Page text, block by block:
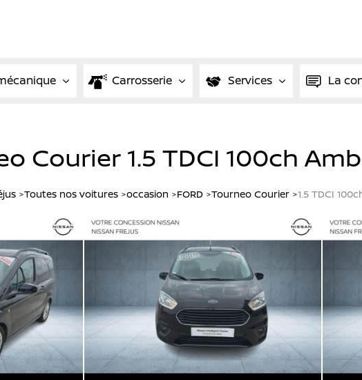
Carrosserie Services La
Courier 1.5 TDCI 100ch
Toutes nos voitures occasion FORD Tourneo Courier 1.5 TDCI